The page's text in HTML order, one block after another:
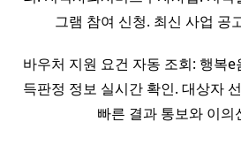
그램 참여 신청. 최신 사업 공
바우처 지원 요건 자동 조회: 행복
득판정 정보 실시간 확인. 대상자
빠른 결과 통보와 이의